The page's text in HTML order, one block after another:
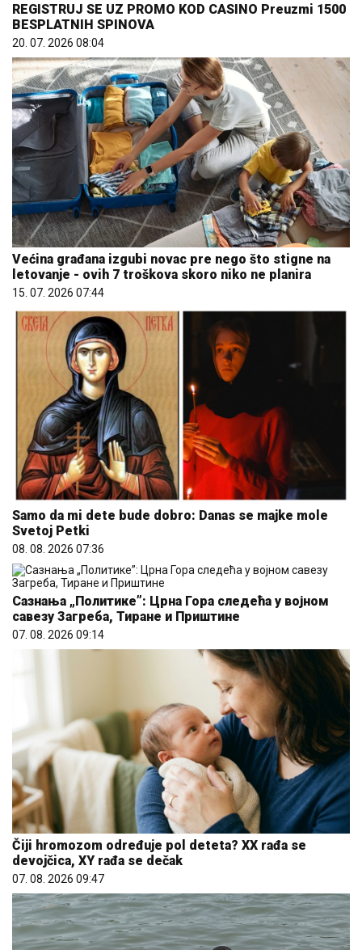
REGISTRUJ SE UZ PROMO KOD CASINO Preuzmi 1500
BESPLATNIH SPINOVA
20. 07. 2026 08:04
Većina građana izgubi novac pre nego što stigne na
letovanje - ovih 7 troškova skoro niko ne planira
15. 07. 2026 07:44
Samo da mi dete bude dobro: Danas se majke mole
Svetoj Petki
08. 08. 2026 07:36
Сазнања „Политике”: Црна Гора следећа у војном
савезу Загреба, Тиране и Приштине
07. 08. 2026 09:14
Čiji hromozom određuje pol deteta? XX rađa se
devojčica, XY rađa se dečak
07. 08. 2026 09:47